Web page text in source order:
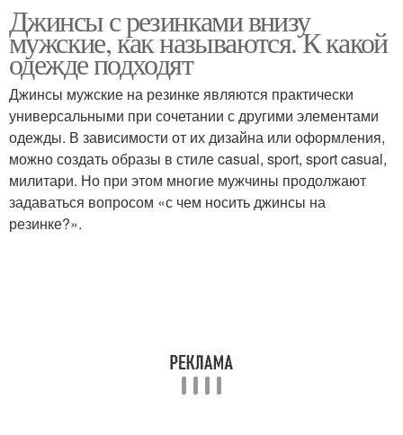
Джинсы с резинками внизу
мужские, как называются. К какой
одежде подходят
Джинсы мужские на резинке являются практически
универсальными при сочетании с другими элементами
одежды. В зависимости от их дизайна или оформления,
можно создать образы в стиле casual, sport, sport casual,
милитари. Но при этом многие мужчины продолжают
задаваться вопросом «с чем носить джинсы на
резинке?».